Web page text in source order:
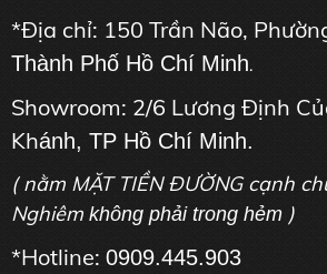
*Địa chỉ: 150 Trần Não,
Thành Phố Hồ Chí Minh.
Showroom: 2/6 Lương Định
Khánh, TP Hồ Chí Minh.
( nằm MẶT TIỀN ĐƯỜNG cạnh
Nghiêm không phải trong hẻm )
*Hotline: 0909.445.903